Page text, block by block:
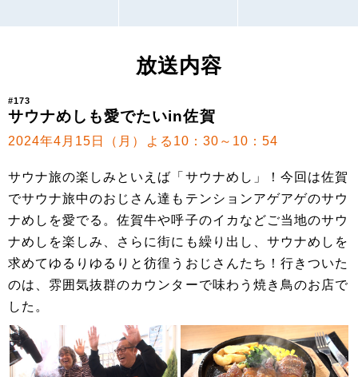
放送内容
#173
サウナめしも愛でたいin佐賀
2024年4月15日（月）よる10：30～10：54
サウナ旅の楽しみといえば「サウナめし」！今回は佐賀
でサウナ旅中のおじさん達もテンションアゲアゲのサウ
ナめしを愛でる。佐賀牛や呼子のイカなどご当地のサウ
ナめしを楽しみ、さらに街にも繰り出し、サウナめしを
求めてゆるりゆるりと彷徨うおじさんたち！行きついた
のは、雰囲気抜群のカウンターで味わう焼き鳥のお店で
した。